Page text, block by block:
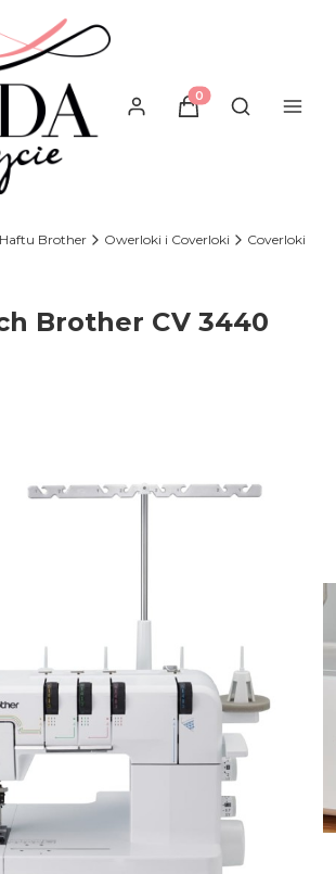
Produkty w
Otwórz
Brother Owerloki i Coverloki Coverloki
Brother CV 3440